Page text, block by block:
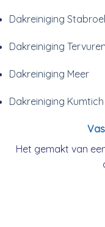
Dakreiniging
Dakreiniging Tervuren
Dakreiniging Meer
Dakreiniging Kumtich
Het gemakt van